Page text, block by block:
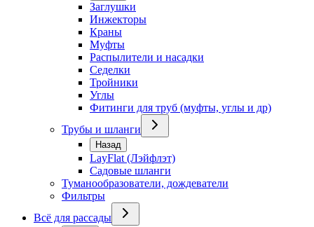
Заглушки
Инжекторы
Краны
Муфты
Распылители и насадки
Седелки
Тройники
Углы
Фитинги для труб (муфты, углы и др)
Трубы и шланги
Назад
LayFlat (Лэйфлэт)
Садовые шланги
Туманообразователи, дождеватели
Фильтры
Всё для рассады